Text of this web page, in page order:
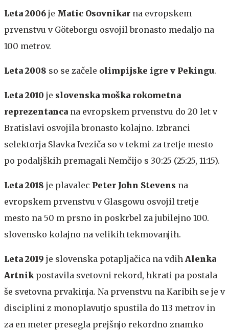
Leta 2006 je Matic Osovnikar na evropskem
prvenstvu v Göteborgu osvojil bronasto medaljo na
100 metrov.
Leta 2008 so se začele olimpijske igre v Pekingu.
Leta 2010 je slovenska moška rokometna
reprezentanca na evropskem prvenstvu do 20 let v
Bratislavi osvojila bronasto kolajno. Izbranci
selektorja Slavka Iveziča so v tekmi za tretje mesto
po podaljških premagali Nemčijo s 30:25 (25:25, 11:15).
Leta 2018 je plavalec Peter John Stevens na
evropskem prvenstvu v Glasgowu osvojil tretje
mesto na 50 m prsno in poskrbel za jubilejno 100.
slovensko kolajno na velikih tekmovanjih.
Leta 2019 je slovenska potapljačica na vdih Alenka
Artnik postavila svetovni rekord, hkrati pa postala
še svetovna prvakinja. Na prvenstvu na Karibih se je v
disciplini z monoplavutjo spustila do 113 metrov in
za en meter presegla prejšnjo rekordno znamko